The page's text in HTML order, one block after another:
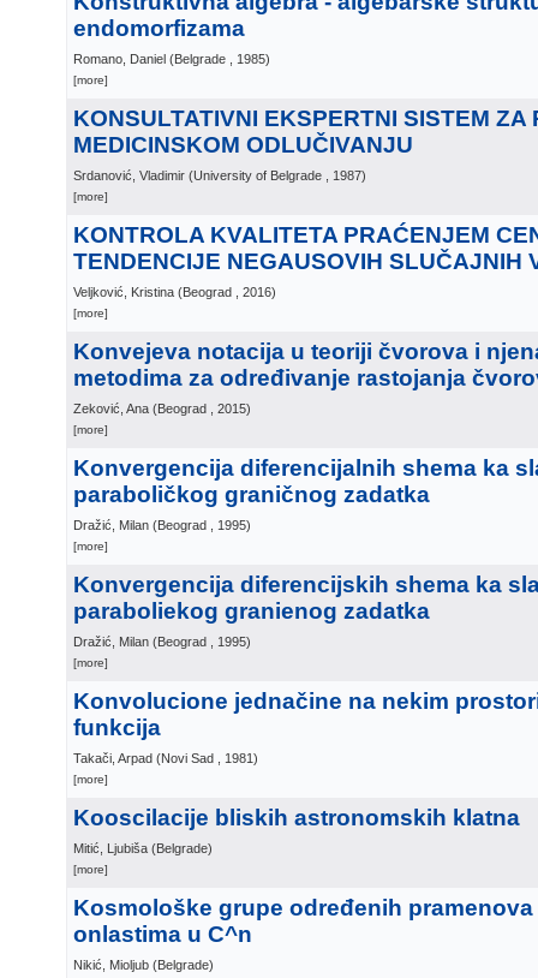
endomorfizama
Romano, Daniel (Belgrade , 1985)
[more]
KONSULTATIVNI EKSPERTNI SISTEM ZA
MEDICINSKOM ODLUČIVANJU
Srdanović, Vladimir (University of Belgrade , 1987)
[more]
KONTROLA KVALITETA PRAĆENJEM
TENDENCIJE NEGAUSOVIH SLUČAJNIH
Veljković, Kristina (Beograd , 2016)
[more]
Konvejeva notacija u teoriji čvorova i
metodima za određivanje rastojanja
Zeković, Ana (Beograd , 2015)
[more]
Konvergencija diferencijalnih shema ka
paraboličkog graničnog zadatka
Dražić, Milan (Beograd , 1995)
[more]
Konvergencija diferencijskih shema ka
paraboliekog granienog zadatka
Dražić, Milan (Beograd , 1995)
[more]
Konvolucione jednačine na nekim
funkcija
Takači, Arpad (Novi Sad , 1981)
[more]
Kooscilacije bliskih astronomskih klatna
Mitić, Ljubiša (Belgrade)
[more]
Kosmološke grupe određenih
onlastima u C^n
Nikić, Mioljub (Belgrade)